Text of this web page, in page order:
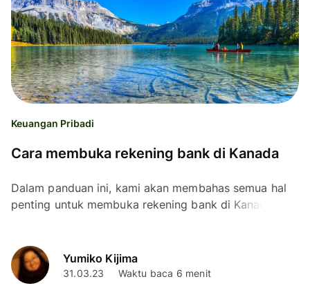
Keuangan Pribadi
Cara membuka rekening bank di Kanada
Dalam panduan ini, kami akan membahas semua hal
penting untuk membuka rekening bank di Kanada.
Yumiko Kijima
31.03.23 Waktu baca 6 menit